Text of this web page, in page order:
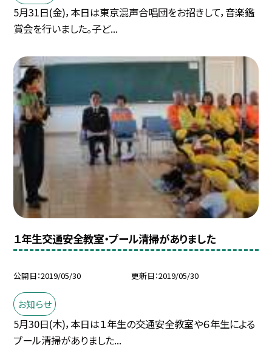
5月31日(金)，本日は東京混声合唱団をお招きして，音楽鑑
賞会を行いました。子ど...
１年生交通安全教室・プール清掃がありました
公開日 2019/05/30 更新日 2019/05/30
お知らせ
5月30日(木)，本日は１年生の交通安全教室や６年生による
プール清掃がありました...